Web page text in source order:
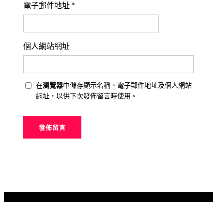
電子郵件地址 *
個人網站網址
在瀏覽器中儲存顯示名稱、電子郵件地址及個人網站
網址，以供下次發佈留言時使用。